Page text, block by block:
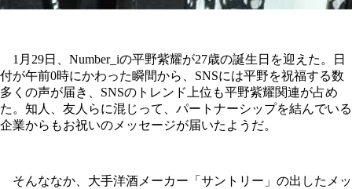
1月29日、Number_iの平野紫耀が27歳の誕生日を迎えた。日
付が午前0時にかわった瞬間から、SNSには平野を祝福する数
多くの声が届き、SNSのトレンド上位も平野紫耀関連が占め
た。知人、友人らに混じって、パートナーシップを結んでいる
企業からもお祝いのメッセージが届いたようだ。
そんななか、大手洋酒メーカー「サントリー」の出したメッ